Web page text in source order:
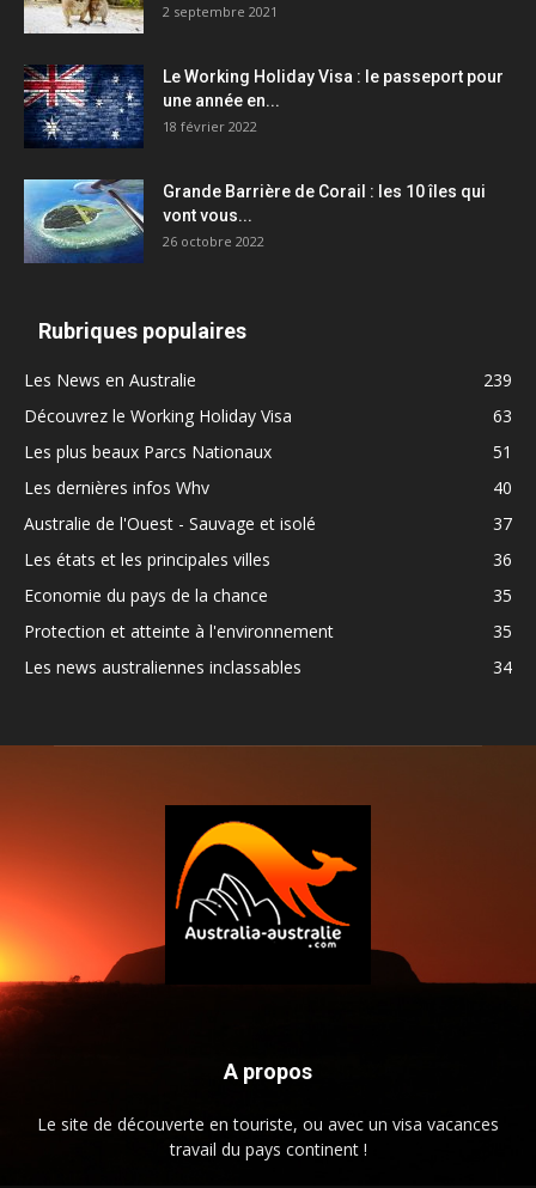
2 septembre 2021
Le Working Holiday Visa : le passeport pour
une année en...
18 février 2022
Grande Barrière de Corail : les 10 îles qui
vont vous...
26 octobre 2022
Rubriques populaires
Les News en Australie
239
Découvrez le Working Holiday Visa
63
Les plus beaux Parcs Nationaux
51
Les dernières infos Whv
40
Australie de l'Ouest - Sauvage et isolé
37
Les états et les principales villes
36
Economie du pays de la chance
35
Protection et atteinte à l'environnement
35
Les news australiennes inclassables
34
A propos
Le site de découverte en touriste, ou avec un visa vacances
travail du pays continent !